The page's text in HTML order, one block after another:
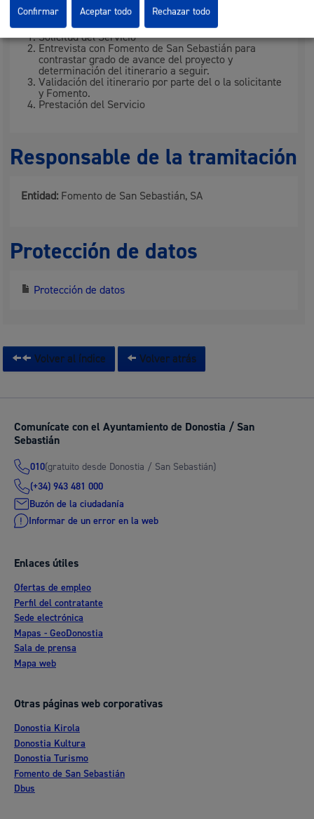
Solicitud del Servicio
Entrevista con Fomento de San Sebastián para
contrastar grado de avance del proyecto y
determinación del itinerario a seguir.
Validación del itinerario por parte del o la solicitante
y Fomento.
Prestación del Servicio
Responsable de la tramitación
Entidad: Fomento de San Sebastián, SA
Protección de datos
Protección de datos
Volver al índice Volver atrás
Comunícate con el Ayuntamiento de Donostia / San
Sebastián
010(gratuito desde Donostia / San Sebastián)
(+34) 943 481 000
Buzón de la ciudadanía
Informar de un error en la web
Enlaces útiles
Ofertas de empleo
Perfil del contratante
Sede electrónica
Mapas - GeoDonostia
Sala de prensa
Mapa web
Otras páginas web corporativas
Donostia Kirola
Donostia Kultura
Donostia Turismo
Fomento de San Sebastián
Dbus
Rechazar todo
Confirmar Aceptar todo